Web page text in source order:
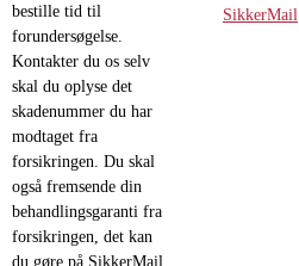
bestille tid til
forundersøgelse.
Kontakter du os selv
skal du oplyse det
skadenummer du har
modtaget fra
forsikringen. Du skal
også fremsende din
behandlingsgaranti fra
forsikringen, det kan
du gøre på SikkerMail
SikkerMail